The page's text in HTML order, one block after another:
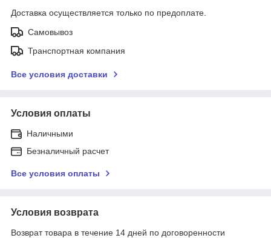
Доставка осуществляется только по предоплате.
Самовывоз
Транспортная компания
Все условия доставки
Условия оплаты
Наличными
Безналичный расчет
Все условия оплаты
Условия возврата
Возврат товара в течение 14 дней по договоренности